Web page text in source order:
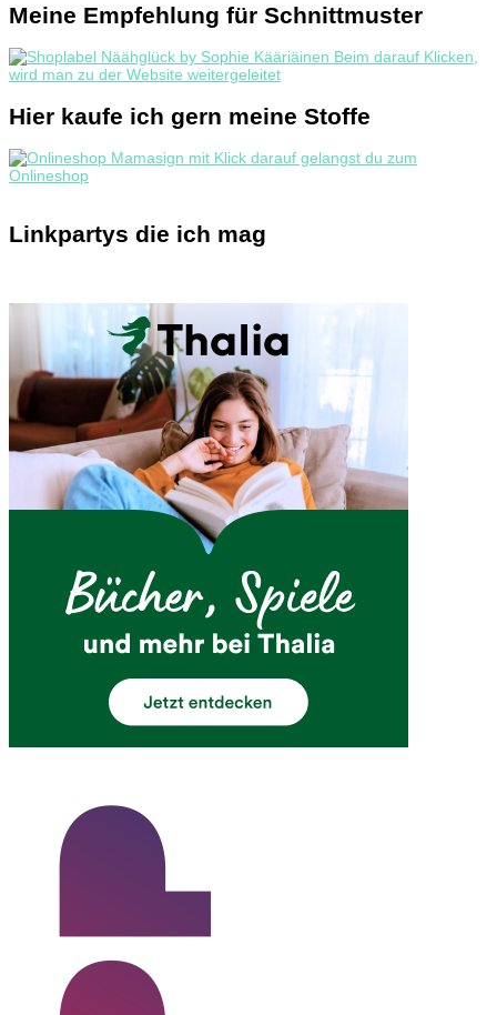
Meine Empfehlung für Schnittmuster
Hier kaufe ich gern meine Stoffe
Linkpartys die ich mag